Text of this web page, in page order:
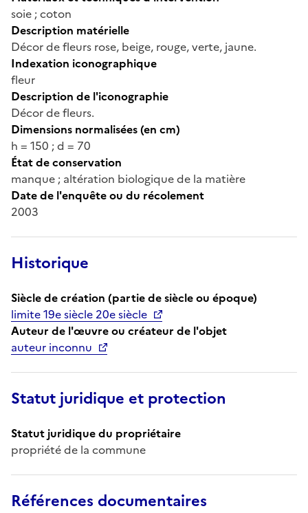
soie ; coton
Description matérielle
Décor de fleurs rose, beige, rouge, verte, jaune.
Indexation iconographique
fleur
Description de l'iconographie
Décor de fleurs.
Dimensions normalisées (en cm)
h = 150 ; d = 70
État de conservation
manque ; altération biologique de la matière
Date de l'enquête ou du récolement
2003
Historique
Siècle de création (partie de siècle ou époque)
limite 19e siècle 20e siècle
Auteur de l'œuvre ou créateur de l'objet
auteur inconnu
Statut juridique et protection
Statut juridique du propriétaire
propriété de la commune
Références documentaires